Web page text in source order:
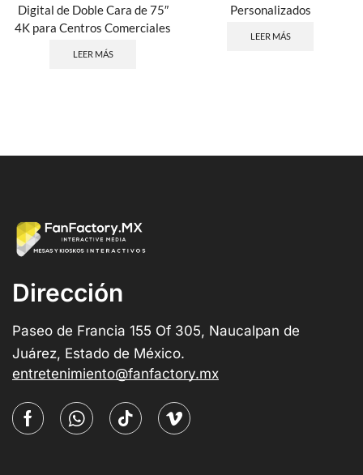
Digital de Doble Cara de 75″
4K para Centros Comerciales
LEER MÁS
Personalizados
LEER MÁS
Dirección
Paseo de Francia 155 Of 305, Naucalpan de
Juárez, Estado de México.
entretenimiento@fanfactory.mx